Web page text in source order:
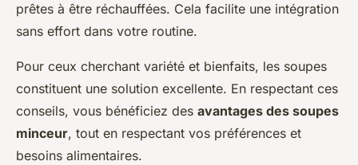
prêtes à être réchauffées. Cela facilite une intégration
sans effort dans votre routine.
Pour ceux cherchant variété et bienfaits, les soupes
constituent une solution excellente. En respectant ces
conseils, vous bénéficiez des avantages des soupes
minceur, tout en respectant vos préférences et
besoins alimentaires.